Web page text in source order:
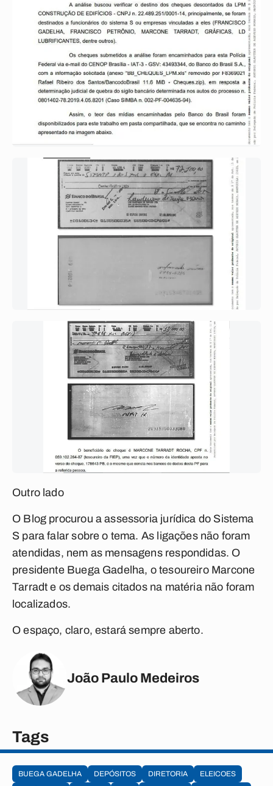
Outro lado
O Blog procurou a assessoria jurídica do Sistema
S para falar sobre o tema. As ligações não foram
atendidas, nem as mensagens respondidas. O
presidente Buega Gadelha, o tesoureiro Marcone
Tarradt e os demais citados na matéria não foram
localizados.
O espaço, claro, estará sempre aberto.
João Paulo Medeiros
Tags
BUEGA GADELHA DEPÓSITOS DIRETORIA
ELEICOES